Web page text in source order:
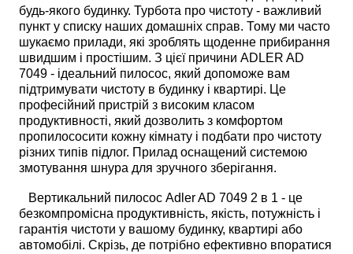
будь-якого будинку. Турбота про чистоту - важливий
пункт у списку наших домашніх справ. Тому ми часто
шукаємо прилади, які зроблять щоденне прибирання
швидшим і простішим. З цієї причини ADLER AD
7049 - ідеальний пилосос, який допоможе вам
підтримувати чистоту в будинку і квартирі. Це
професійний пристрій з високим класом
продуктивності, який дозволить з комфортом
пропилососити кожну кімнату і подбати про чистоту
різних типів підлог. Прилад оснащений системою
змотування шнура для зручного зберігання.
Вертикальний пилосос Adler AD 7049 2 в 1 - це
безкомпромісна продуктивність, якість, потужність і
гарантія чистоти у вашому будинку, квартирі або
автомобілі. Скрізь, де потрібно ефективно впоратися